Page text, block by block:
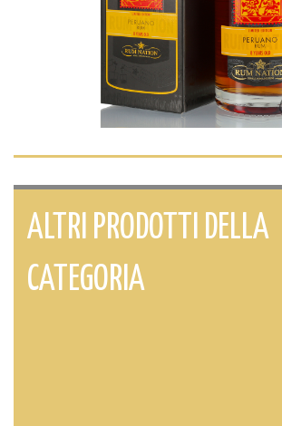
ALTRI PRODOTTI DELLA
CATEGORIA